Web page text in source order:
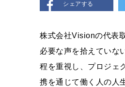
シェアする
株式会社Visionの代表
必要な声を拾えていな
程を重視し、プロジェ
携を通じて働く⼈の⼈